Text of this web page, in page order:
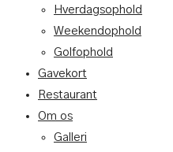
Hverdagsophold
Weekendophold
Golfophold
Gavekort
Restaurant
Om os
Galleri